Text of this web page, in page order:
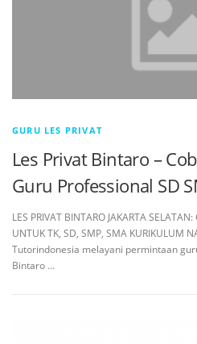
GURU LES PRIVAT
Les Privat Bintaro –
Guru Professional SD
LES PRIVAT BINTARO JAKARTA
UNTUK TK, SD, SMP, SMA KURIKULUM
Tutorindonesia melayani permintaan
Bintaro …